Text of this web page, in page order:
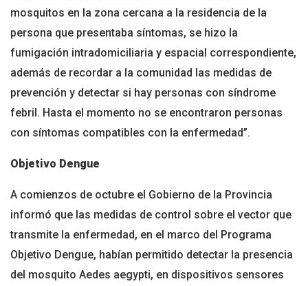
mosquitos en la zona cercana a la residencia de la
persona que presentaba síntomas, se hizo la
fumigación intradomiciliaria y espacial correspondiente,
además de recordar a la comunidad las medidas de
prevención y detectar si hay personas con síndrome
febril. Hasta el momento no se encontraron personas
con síntomas compatibles con la enfermedad”.
Objetivo Dengue
A comienzos de octubre el Gobierno de la Provincia
informó que las medidas de control sobre el vector que
transmite la enfermedad, en el marco del Programa
Objetivo Dengue, habían permitido detectar la presencia
del mosquito Aedes aegypti, en dispositivos sensores